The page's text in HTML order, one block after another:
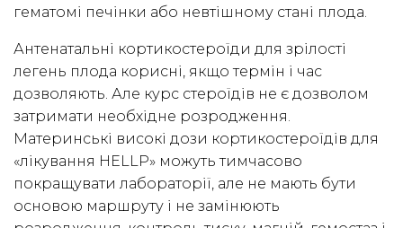
гематомі печінки або невтішному стані плода.
Антенатальні кортикостероїди для зрілості
легень плода корисні, якщо термін і час
дозволяють. Але курс стероїдів не є дозволом
затримати необхідне розродження.
Материнські високі дози кортикостероїдів для
«лікування HELLP» можуть тимчасово
покращувати лабораторії, але не мають бути
основою маршруту і не замінюють